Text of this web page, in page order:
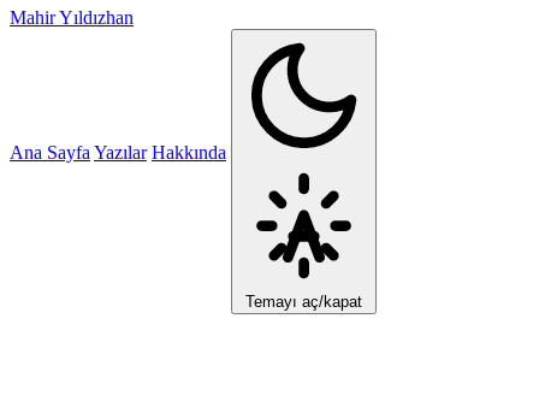
Mahir Yıldızhan
Ana Sayfa Yazılar Hakkında
Temayı aç/kapat